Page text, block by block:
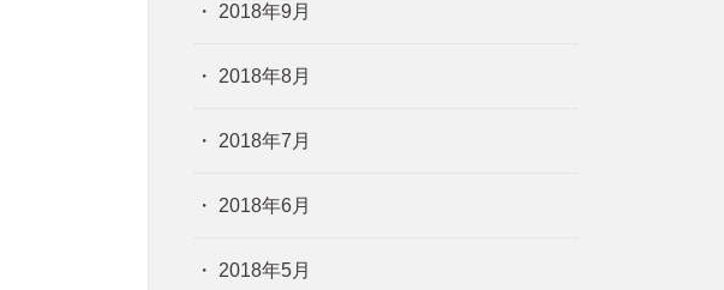
2018年9月
2018年8月
2018年7月
2018年6月
2018年5月